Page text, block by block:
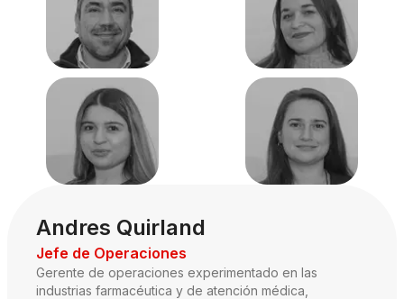
Andres Quirland
Jefe de Operaciones
Gerente de operaciones experimentado en las
industrias farmacéutica y de atención médica,